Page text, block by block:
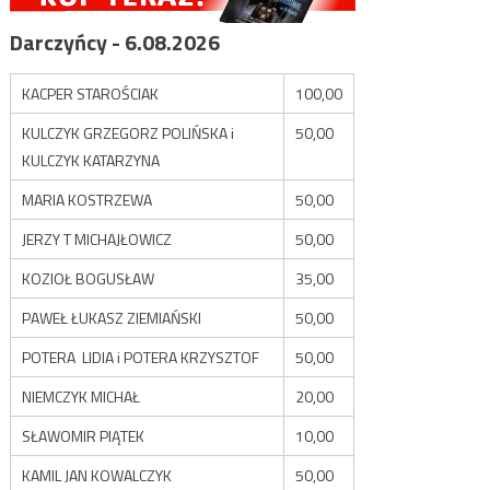
Darczyńcy - 6.08.2026
KACPER STAROŚCIAK
100,00
KULCZYK GRZEGORZ POLIŃSKA i
KULCZYK KATARZYNA
50,00
MARIA KOSTRZEWA
50,00
JERZY T MICHAJŁOWICZ
50,00
KOZIOŁ BOGUSŁAW
35,00
PAWEŁ ŁUKASZ ZIEMIAŃSKI
50,00
POTERA LIDIA i POTERA KRZYSZTOF
50,00
NIEMCZYK MICHAŁ
20,00
SŁAWOMIR PIĄTEK
10,00
KAMIL JAN KOWALCZYK
50,00